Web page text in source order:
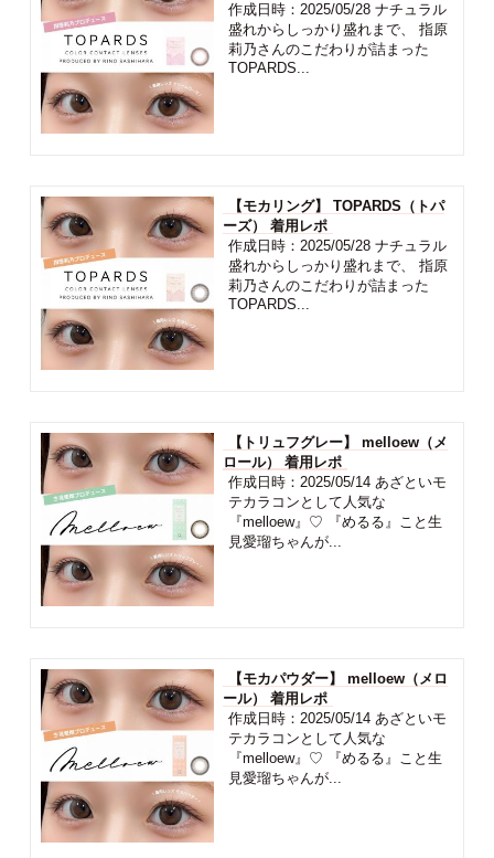
作成日時：2025/05/28 ナチュラル
盛れからしっかり盛れまで、 指原
莉乃さんのこだわりが詰まった
TOPARDS...
【モカリング】 TOPARDS（トパ
ーズ） 着用レポ
作成日時：2025/05/28 ナチュラル
盛れからしっかり盛れまで、 指原
莉乃さんのこだわりが詰まった
TOPARDS...
【トリュフグレー】 melloew（メ
ロール） 着用レポ
作成日時：2025/05/14 あざといモ
テカラコンとして人気な
『melloew』♡ 『めるる』こと生
見愛瑠ちゃんが...
【モカパウダー】 melloew（メロ
ール） 着用レポ
作成日時：2025/05/14 あざといモ
テカラコンとして人気な
『melloew』♡ 『めるる』こと生
見愛瑠ちゃんが...